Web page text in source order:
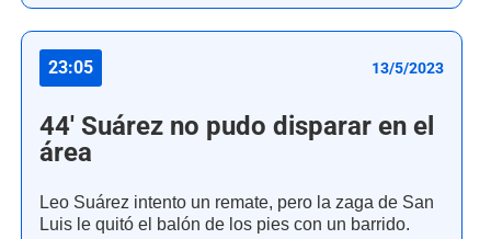
23:05 13/5/2023
44' Suárez no pudo disparar en el
área
Leo Suárez intento un remate, pero la zaga de San
Luis le quitó el balón de los pies con un barrido.